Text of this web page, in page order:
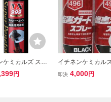
ケミカルズ スー
トン NX999 (40
円
イチネンケミカル
ガード スプレー ブ
即決 4,000円